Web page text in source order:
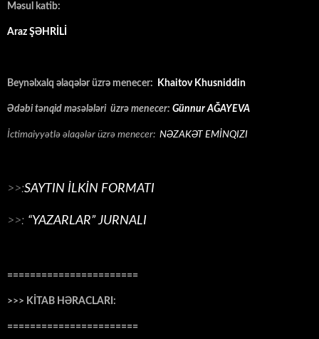
Məsul katib:
Araz ŞƏHRİLİ
Beynəlxalq əlaqələr üzrə menecer: Khaitov Khusniddin
Ədəbi tənqid məsələləri üzrə menecer: Günnur AĞAYEVA
İctimaiyyətlə əlaqələr üzrə menecer: NƏZAKƏT EMİNQIZI
>>:SAYTIN İLKİN FORMATI
>>: “YAZARLAR” JURNALI
=======================
>>> KİTAB HƏRACLARI:
=======================